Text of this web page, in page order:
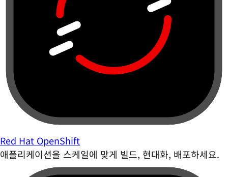
Red Hat OpenShift
애플리케이션을 스케일에 맞게 빌드, 현대화, 배포하세요.